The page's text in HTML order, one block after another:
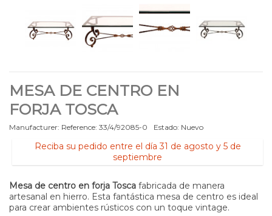
MESA DE CENTRO EN
FORJA TOSCA
Manufacturer: Reference: 33/4/92085-0 Estado: Nuevo
Reciba su pedido entre el día 31 de agosto y 5 de
septiembre
Mesa de centro en forja Tosca fabricada de manera
artesanal en hierro. Esta fantástica mesa de centro es ideal
para crear ambientes rústicos con un toque vintage.